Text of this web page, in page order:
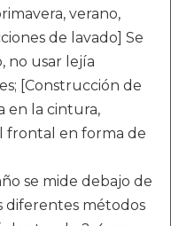
verano,
de lavado] Se
no usar lejía
[Construcción de
en la cintura,
frontal en forma de
se mide debajo de
diferentes métodos